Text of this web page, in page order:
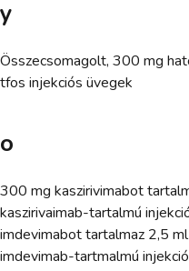
y
Összecsomagolt, 300 mg
tfos injekciós üvegek
o
300 mg kaszirivimabot
kaszirivaimab-tartalmú
imdevimabot tartalmaz 2,5
imdevimab-tartmalmú